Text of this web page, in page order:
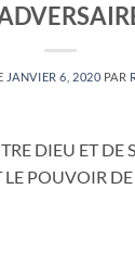
JANVIER 6, 2020 PAR
DIEU ET DE
LE POUVOIR